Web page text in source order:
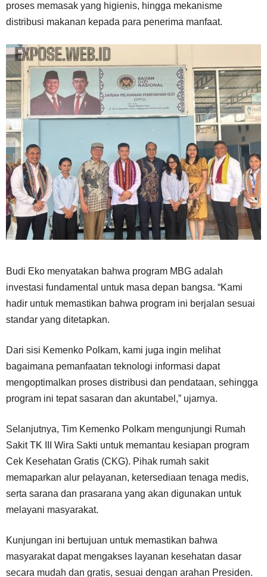
proses memasak yang higienis, hingga mekanisme
distribusi makanan kepada para penerima manfaat.
Budi Eko menyatakan bahwa program MBG adalah
investasi fundamental untuk masa depan bangsa. “Kami
hadir untuk memastikan bahwa program ini berjalan sesuai
standar yang ditetapkan.
Dari sisi Kemenko Polkam, kami juga ingin melihat
bagaimana pemanfaatan teknologi informasi dapat
mengoptimalkan proses distribusi dan pendataan, sehingga
program ini tepat sasaran dan akuntabel,” ujarnya.
Selanjutnya, Tim Kemenko Polkam mengunjungi Rumah
Sakit TK III Wira Sakti untuk memantau kesiapan program
Cek Kesehatan Gratis (CKG). Pihak rumah sakit
memaparkan alur pelayanan, ketersediaan tenaga medis,
serta sarana dan prasarana yang akan digunakan untuk
melayani masyarakat.
Kunjungan ini bertujuan untuk memastikan bahwa
masyarakat dapat mengakses layanan kesehatan dasar
secara mudah dan gratis, sesuai dengan arahan Presiden.